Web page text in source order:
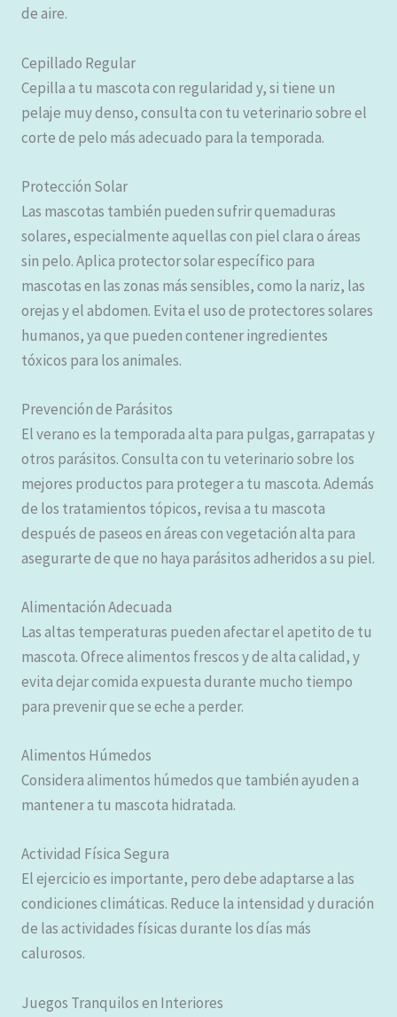
de aire.
Cepillado Regular
Cepilla a tu mascota con regularidad y, si tiene un
pelaje muy denso, consulta con tu veterinario sobre el
corte de pelo más adecuado para la temporada.
Protección Solar
Las mascotas también pueden sufrir quemaduras
solares, especialmente aquellas con piel clara o áreas
sin pelo. Aplica protector solar específico para
mascotas en las zonas más sensibles, como la nariz, las
orejas y el abdomen. Evita el uso de protectores solares
humanos, ya que pueden contener ingredientes
tóxicos para los animales.
Prevención de Parásitos
El verano es la temporada alta para pulgas, garrapatas y
otros parásitos. Consulta con tu veterinario sobre los
mejores productos para proteger a tu mascota. Además
de los tratamientos tópicos, revisa a tu mascota
después de paseos en áreas con vegetación alta para
asegurarte de que no haya parásitos adheridos a su piel.
Alimentación Adecuada
Las altas temperaturas pueden afectar el apetito de tu
mascota. Ofrece alimentos frescos y de alta calidad, y
evita dejar comida expuesta durante mucho tiempo
para prevenir que se eche a perder.
Alimentos Húmedos
Considera alimentos húmedos que también ayuden a
mantener a tu mascota hidratada.
Actividad Física Segura
El ejercicio es importante, pero debe adaptarse a las
condiciones climáticas. Reduce la intensidad y duración
de las actividades físicas durante los días más
calurosos.
Juegos Tranquilos en Interiores